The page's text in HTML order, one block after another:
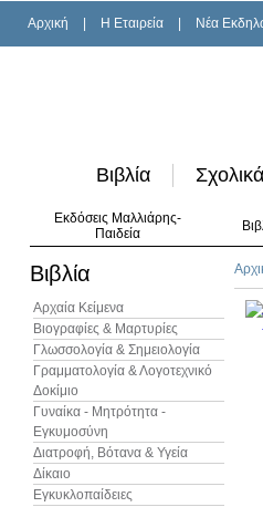
Αρχική H Εταιρεία Νέα
Βιβλία Σχολικά
Εκδόσεις Μαλλιάρης-
Παιδεία
Βιβλία
Αρχαία Κείμενα
Βιογραφίες & Μαρτυρίες
Γλωσσολογία & Σημειολογία
Γραμματολογία & Λογοτεχνικό
Δοκίμιο
Γυναίκα - Μητρότητα -
Εγκυμοσύνη
Διατροφή, Βότανα & Υγεία
Δίκαιο
Εγκυκλοπαίδειες